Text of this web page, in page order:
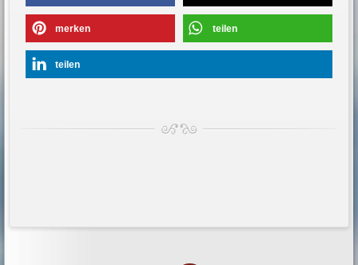
merken teilen
teilen